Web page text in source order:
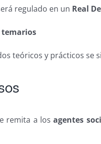
regulado en un Real
teóricos y prácticos se
remita a losagentes